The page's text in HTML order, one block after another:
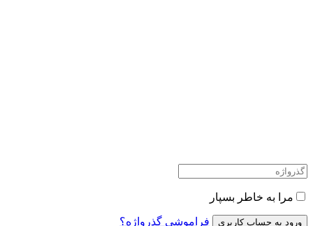
مرا به خاطر بسپار
فراموشی گذرواژه؟